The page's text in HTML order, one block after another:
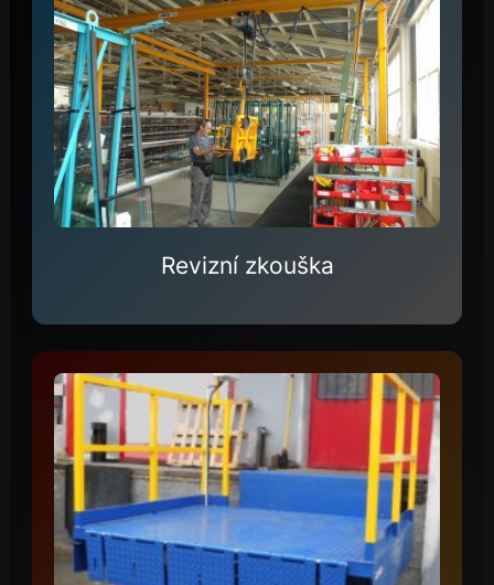
Revizní zkouška